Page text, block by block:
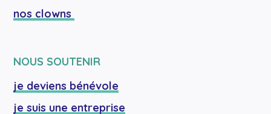
nos clowns
NOUS SOUTENIR
je deviens bénévole
je suis une entreprise